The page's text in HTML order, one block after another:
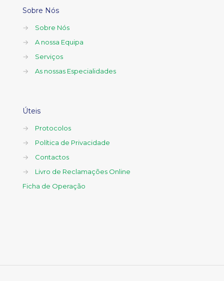
Sobre Nós
→
Sobre Nós
→
A nossa Equipa
→
Serviços
→
As nossas Especialidades
Úteis
→
Protocolos
→
Política de Privacidade
→
Contactos
→
Livro de Reclamações Online
Ficha de Operação